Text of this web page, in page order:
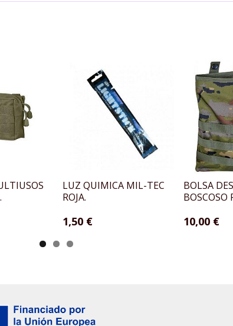
LUZ QUIMICA MIL-TEC
ROJA.
1,50 €
BOLSA
BOSCOSO
10,00 €